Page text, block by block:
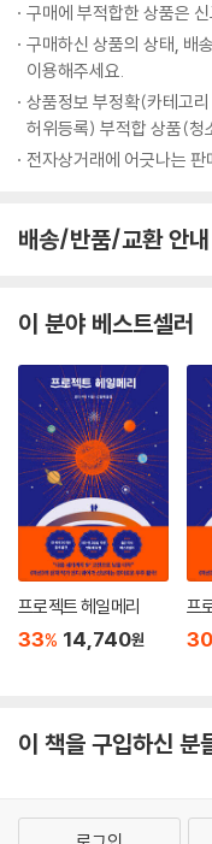
는 새로운 인생관을 제시하
인간은 인간 자신이 결코
는 것, 그리고 감옥과도 같
자유를 쟁취하려는 욕망 사
소설은 ‘음울한 도시’ 시카
게 짓밟히는 어머니, 돈과
지, 그리고 하숙인임에도
안 되었다. 생계를 유지하기
업을 전전한다. 이런 과정에
응적인 성격 탓에 주위의 도
로 보이는 유약한 태도와는
는 확고히 다른 길을 택하
척해야 한다. 그것은 내가
뿌리치고 다른 삶을 찾으
찾으려는 숭고한 인간성을
당히 우회도를 택하는 오기
야 한다는 작가의 사상을 대
새롭게 시도한 형식과 생
스크라는 소설 형식과 생명
일어나는 순서대로 자유로
구매에 부적합한 상품은
구매하신 상품의 상태, 배
이용해주세요.
상품정보 부정확(카테고
허위등록) 부적합 상품(청
전자상거래에 어긋나는
배송/반품/교환 안내
이 분야 베스트셀러
프로젝트 헤일메리
33% 14,740원
프
30
이 책을 구입하신 분